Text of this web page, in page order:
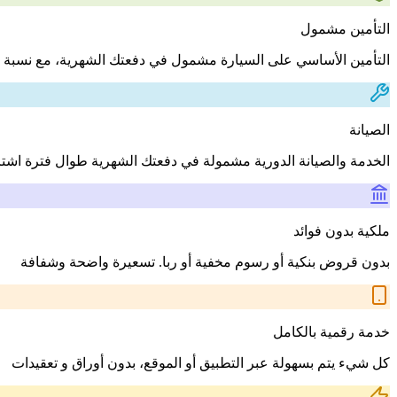
التأمين مشمول
التأمين الأساسي على السيارة مشمول في دفعتك الشهرية، مع
الصيانة
الخدمة والصيانة الدورية مشمولة في دفعتك الشهرية طوال فترة
ملكية بدون فوائد
بدون قروض بنكية أو رسوم مخفية أو ربا. تسعيرة واضحة وشفافة
خدمة رقمية بالكامل
كل شيء يتم بسهولة عبر التطبيق أو الموقع، بدون أوراق و تعقيدات